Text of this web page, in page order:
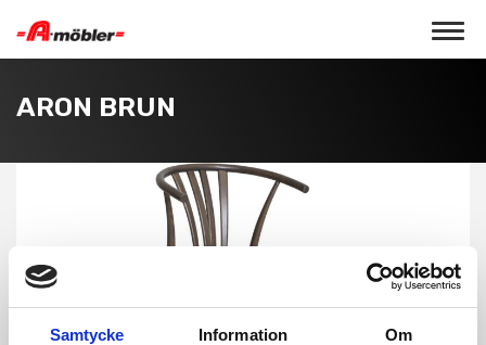
Samtycke Information Om
Toggle
ARON BRUN